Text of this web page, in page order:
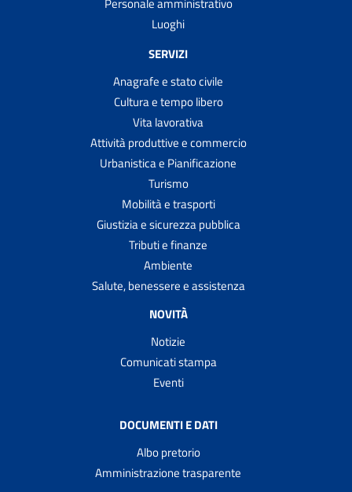
Personale amministrativo
Luoghi
SERVIZI
Anagrafe e stato civile
Cultura e tempo libero
Vita lavorativa
Attività produttive e commercio
Urbanistica e Pianificazione
Turismo
Mobilità e trasporti
Giustizia e sicurezza pubblica
Tributi e finanze
Ambiente
Salute, benessere e assistenza
NOVITÀ
Notizie
Comunicati stampa
Eventi
DOCUMENTI E DATI
Albo pretorio
Amministrazione trasparente